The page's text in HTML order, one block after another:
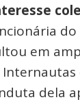
em
Internautas
dela